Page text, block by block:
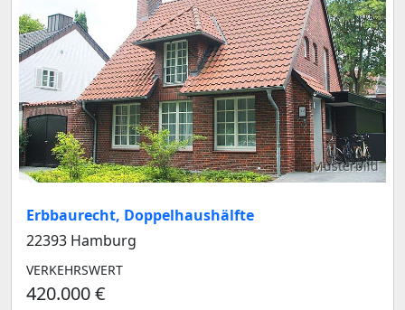
Musterbild
Erbbaurecht, Doppelhaushälfte
22393 Hamburg
VERKEHRSWERT
420.000 €